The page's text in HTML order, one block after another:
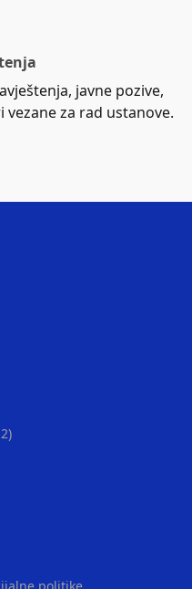
javne pozive,
za rad ustanove.
politike